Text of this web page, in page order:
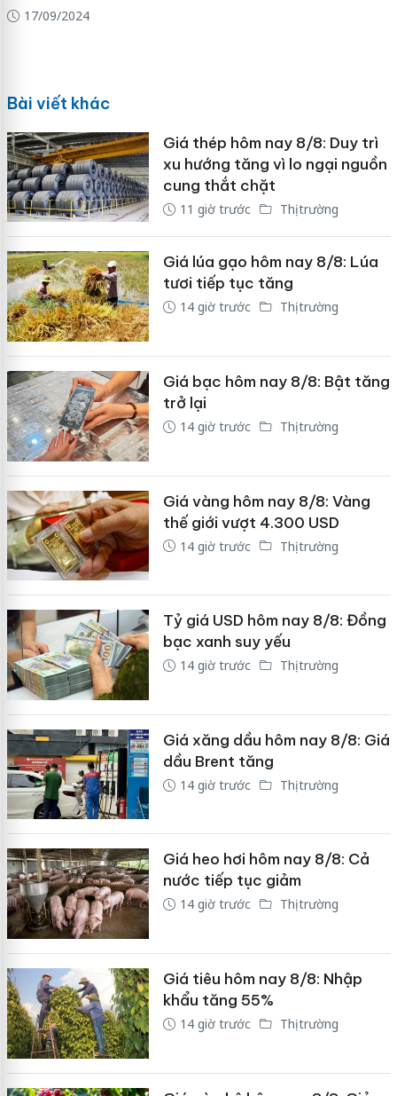
17/09/2024
Bài viết khác
Giá thép hôm nay 8/8: Duy trì
xu hướng tăng vì lo ngại nguồn
cung thắt chặt
11 giờ trước Thị trường
Giá lúa gạo hôm nay 8/8: Lúa
tươi tiếp tục tăng
14 giờ trước Thị trường
Giá bạc hôm nay 8/8: Bật tăng
trở lại
14 giờ trước Thị trường
Giá vàng hôm nay 8/8: Vàng
thế giới vượt 4.300 USD
14 giờ trước Thị trường
Tỷ giá USD hôm nay 8/8: Đồng
bạc xanh suy yếu
14 giờ trước Thị trường
Giá xăng dầu hôm nay 8/8: Giá
dầu Brent tăng
14 giờ trước Thị trường
Giá heo hơi hôm nay 8/8: Cả
nước tiếp tục giảm
14 giờ trước Thị trường
Giá tiêu hôm nay 8/8: Nhập
khẩu tăng 55%
14 giờ trước Thị trường